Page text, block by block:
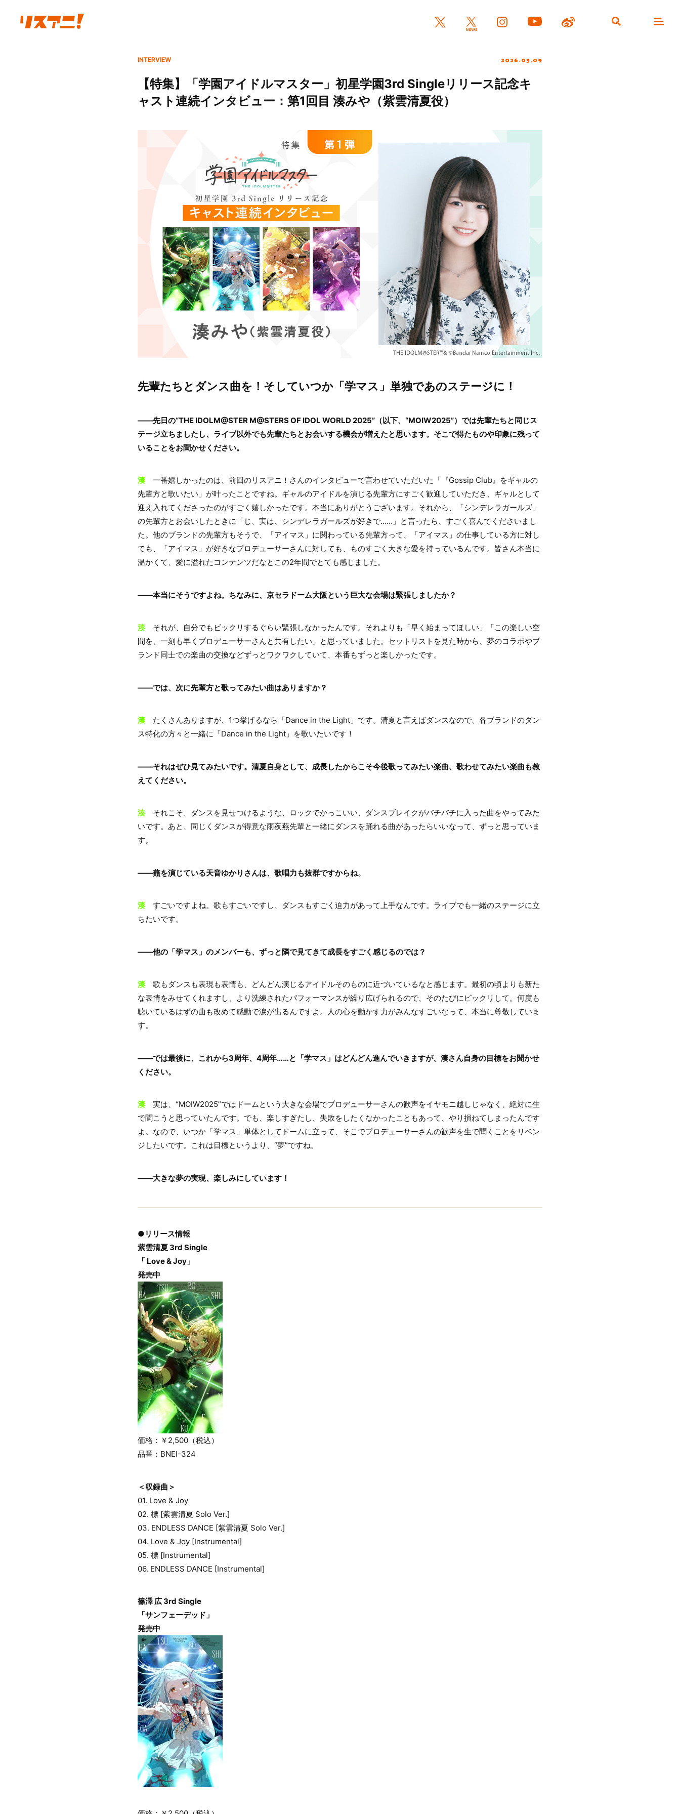
INTERVIEW 2026.03.09
【特集】「学園アイドルマスター」初星学園3rd Singleリリース記念キ
ャスト連続インタビュー：第1回目 湊みや（紫雲清夏役）
先輩たちとダンス曲を！そしていつか「学マス」単独であのステージに！
――先日の“THE IDOLM@STER M@STERS OF IDOL WORLD 2025”（以下、“MOIW2025”）では先輩たちと同じス
テージ立ちましたし、ライブ以外でも先輩たちとお会いする機会が増えたと思います。そこで得たものや印象に残って
いることをお聞かせください。
湊 一番嬉しかったのは、前回のリスアニ！さんのインタビューで言わせていただいた「『Gossip Club』をギャルの
先輩方と歌いたい」が叶ったことですね。ギャルのアイドルを演じる先輩方にすごく歓迎していただき、ギャルとして
迎え入れてくださったのがすごく嬉しかったです。本当にありがとうございます。それから、「シンデレラガールズ」
の先輩方とお会いしたときに「じ、実は、シンデレラガールズが好きで……」と言ったら、すごく喜んでくださいまし
た。他のブランドの先輩方もそうで、「アイマス」に関わっている先輩方って、「アイマス」の仕事している方に対し
ても、「アイマス」が好きなプロデューサーさんに対しても、ものすごく大きな愛を持っているんです。皆さん本当に
温かくて、愛に溢れたコンテンツだなとこの2年間でとても感じました。
――本当にそうですよね。ちなみに、京セラドーム大阪という巨大な会場は緊張しましたか？
湊 それが、自分でもビックリするぐらい緊張しなかったんです。それよりも「早く始まってほしい」「この楽しい空
間を、一刻も早くプロデューサーさんと共有したい」と思っていました。セットリストを見た時から、夢のコラボやブ
ランド同士での楽曲の交換などずっとワクワクしていて、本番もずっと楽しかったです。
――では、次に先輩方と歌ってみたい曲はありますか？
湊 たくさんありますが、1つ挙げるなら「Dance in the Light」です。清夏と言えばダンスなので、各ブランドのダン
ス特化の方々と一緒に「Dance in the Light」を歌いたいです！
――それはぜひ見てみたいです。清夏自身として、成長したからこそ今後歌ってみたい楽曲、歌わせてみたい楽曲も教
えてください。
湊 それこそ、ダンスを見せつけるような、ロックでかっこいい、ダンスブレイクがバチバチに入った曲をやってみた
いです。あと、同じくダンスが得意な雨夜燕先輩と一緒にダンスを踊れる曲があったらいいなって、ずっと思っていま
す。
――燕を演じている天音ゆかりさんは、歌唱力も抜群ですからね。
湊 すごいですよね。歌もすごいですし、ダンスもすごく迫力があって上手なんです。ライブでも一緒のステージに立
ちたいです。
――他の「学マス」のメンバーも、ずっと隣で見てきて成長をすごく感じるのでは？
湊 歌もダンスも表現も表情も、どんどん演じるアイドルそのものに近づいているなと感じます。最初の頃よりも新た
な表情をみせてくれますし、より洗練されたパフォーマンスが繰り広げられるので、そのたびにビックリして。何度も
聴いているはずの曲も改めて感動で涙が出るんですよ。人の心を動かす力がみんなすごいなって、本当に尊敬していま
す。
――では最後に、これから3周年、4周年……と「学マス」はどんどん進んでいきますが、湊さん自身の目標をお聞かせ
ください。
湊 実は、“MOIW2025”ではドームという大きな会場でプロデューサーさんの歓声をイヤモニ越しじゃなく、絶対に生
で聞こうと思っていたんです。でも、楽しすぎたし、失敗をしたくなかったこともあって、やり損ねてしまったんです
よ。なので、いつか「学マス」単体としてドームに立って、そこでプロデューサーさんの歓声を生で聞くことをリベン
ジしたいです。これは目標というより、“夢”ですね。
――大きな夢の実現、楽しみにしています！
●リリース情報
紫雲清夏 3rd Single
「 Love & Joy」
発売中
価格：￥2,500（税込）
品番：BNEI-324
＜収録曲＞
01. Love & Joy
02. 標 [紫雲清夏 Solo Ver.]
03. ENDLESS DANCE [紫雲清夏 Solo Ver.]
04. Love & Joy [Instrumental]
05. 標 [Instrumental]
06. ENDLESS DANCE [Instrumental]
篠澤 広 3rd Single
「サンフェーデッド」
発売中